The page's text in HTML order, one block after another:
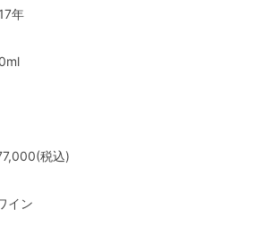
年
税込)
イン